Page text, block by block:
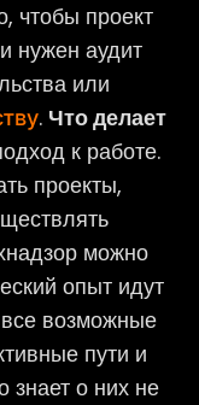
чтобы проект
нужен аудит
или
. Что делает
к работе.
проекты,
можно
опыт идут
все возможные
пути и
знает о них не